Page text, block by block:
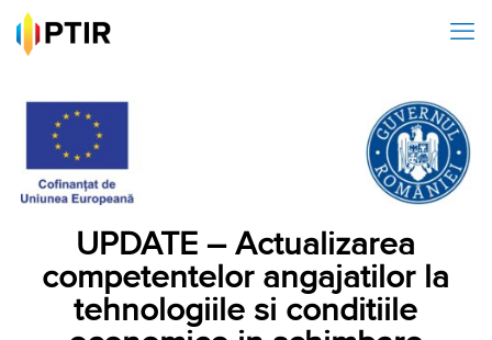
UPDATE – Actualizarea
competentelor angajatilor la
tehnologiile si conditiile